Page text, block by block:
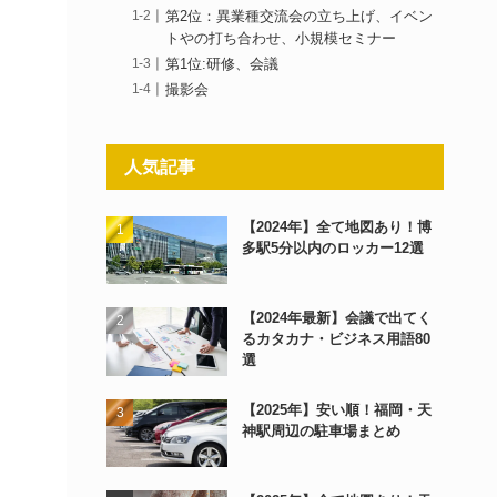
第2位：異業種交流会の立ち上げ、イベン
トやの打ち合わせ、小規模セミナー
第1位:研修、会議
撮影会
人気記事
【2024年】全て地図あり！博
多駅5分以内のロッカー12選
【2024年最新】会議で出てく
るカタカナ・ビジネス用語80
選
【2025年】安い順！福岡・天
神駅周辺の駐車場まとめ